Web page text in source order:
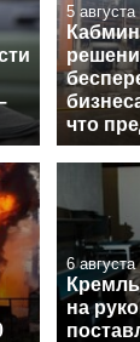
5 августа
что
6 августа
на